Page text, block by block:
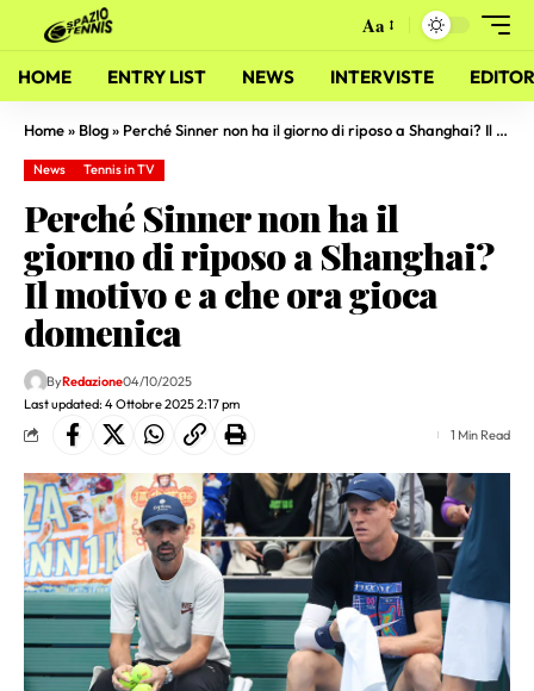
Aa
HOME ENTRY LIST NEWS INTERVISTE
Home» Blog» Perché Sinner non ha il giorno di riposo a Shanghai? Il motivo e a che ora gioca domenica
News Tennis in TV
Perché Sinner non ha il
giorno di riposo a Shanghai?
Il motivo e a che ora gioca
domenica
Last updated: 4 Ottobre 2025 2:17 pm
ByRedazione04/10/2025
1 Min Read